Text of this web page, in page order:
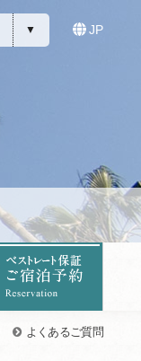
JP
よくあるご質問